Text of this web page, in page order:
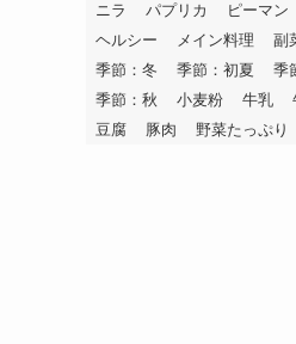
ニラ
パプリカ ピーマン
ヘルシー
メイン料理 副
季節：冬
季節：初夏 季
季節：秋
小麦粉 牛乳
豆腐
豚肉 野菜たっぷり